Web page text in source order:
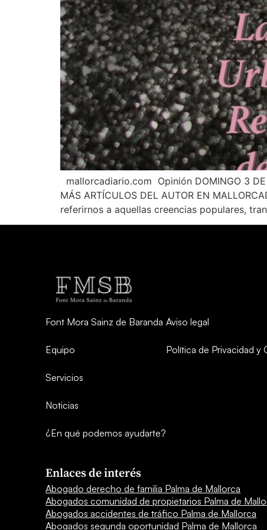
¿En qué podemos ayudarte?
mallorcadiario.com Opinión DOMINGO 3
MÁS ARTÍCULOS DEL AUTOR EN
referirnos a aquellas creencias populares,
Font Mora Sainz de Baranda
Equipo
Servicios
Noticias
¿En qué podemos ayudarte?
Aviso legal
Política de Privacidad y
Enlaces de interés
Abogado derecho de familia Palma de Mallorca
Abogados comunidad de propietarios Palma de
Abogados accidentes de tráfico Palma de Mallorca
Abogados segunda oportunidad Palma de Mallorca